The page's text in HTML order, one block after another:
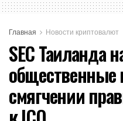
Главная Новости криптовалют
SEC Таиланда
общественные
смягчении